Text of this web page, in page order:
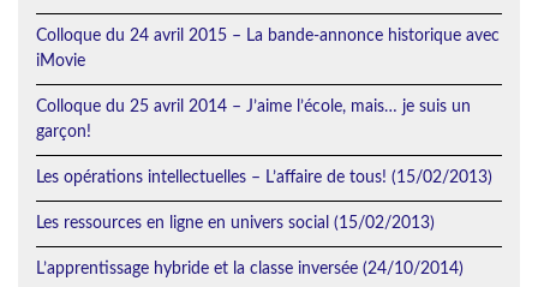
Colloque du 24 avril 2015 – La bande-annonce historique avec
iMovie
Colloque du 25 avril 2014 – J’aime l’école, mais… je suis un
garçon!
Les opérations intellectuelles – L’affaire de tous! (15/02/2013)
Les ressources en ligne en univers social (15/02/2013)
L’apprentissage hybride et la classe inversée (24/10/2014)